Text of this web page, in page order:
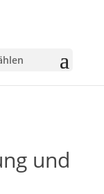
und